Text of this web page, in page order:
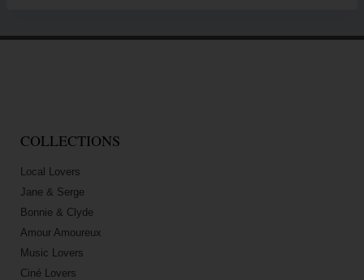
COLLECTIONS
Local Lovers
Jane & Serge
Bonnie & Clyde
Amour Amoureux
Music Lovers
Ciné Lovers